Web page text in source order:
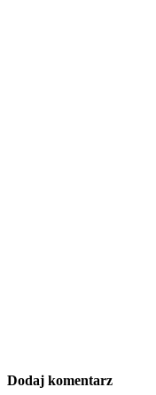
Dodaj komentarz